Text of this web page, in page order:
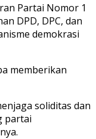
Partai Nomor 1
DPD, DPC, dan
demokrasi
memberikan
soliditas dan
partai